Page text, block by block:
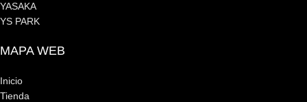
YASAKA
YS PARK
MAPA WEB
Inicio
Tienda